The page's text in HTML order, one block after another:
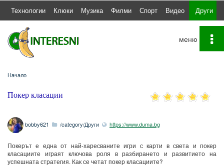
Технологии Клюки Музика Филми Спорт Видео Други
Начало
Покер класации
bobby621 /category/Други https://www.duma.bg
Покерът е една от най-харесваните игри с карти в света и покер
класациите играят ключова роля в разбирането и развитието на
успешната стратегия. Как се четат покер класациите?